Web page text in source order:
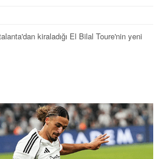
kiraladığı El Bilal Toure'nin yeni